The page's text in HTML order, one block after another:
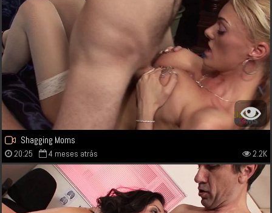
Shagging Moms
20:25 4 meses atrás 2.2K